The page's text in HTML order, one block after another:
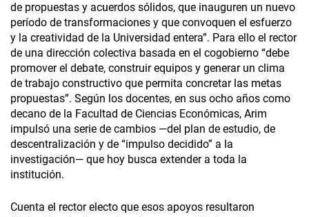
de propuestas y acuerdos sólidos, que inauguren un nuevo
período de transformaciones y que convoquen el esfuerzo
y la creatividad de la Universidad entera”. Para ello el rector
de una dirección colectiva basada en el cogobierno “debe
promover el debate, construir equipos y generar un clima
de trabajo constructivo que permita concretar las metas
propuestas”. Según los docentes, en sus ocho años como
decano de la Facultad de Ciencias Económicas, Arim
impulsó una serie de cambios —del plan de estudio, de
descentralización y de “impulso decidido” a la
investigación— que hoy busca extender a toda la
institución.
Cuenta el rector electo que esos apoyos resultaron